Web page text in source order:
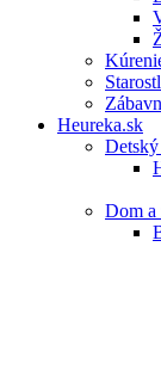
Heureka.sk
Dom a